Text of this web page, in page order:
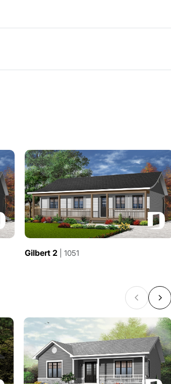
Gilbert 2 | 1051